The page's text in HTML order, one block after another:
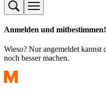
Anmelden und mitbestimmen!
Wieso? Nur angemeldet kannst
noch besser machen.